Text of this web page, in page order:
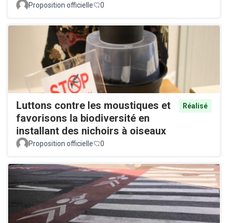
Proposition officielle 0
Luttons contre les moustiques et
favorisons la biodiversité en
installant des nichoirs à oiseaux
Réalisé
Proposition officielle 0